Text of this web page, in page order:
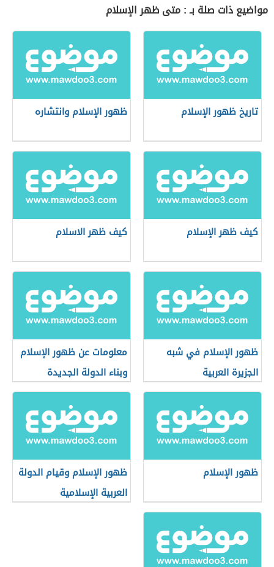
مواضيع ذات صلة بـ : متى ظهر الإسلام
تاريخ ظهور الإسلام ظهور الإسلام وانتشاره
كيف ظهر الإسلام كيف ظهر الاسلام
ظهور الإسلام في شبه
الجزيرة العربية
معلومات عن ظهور الإسلام
وبناء الدولة الجديدة
ظهور الإسلام
ظهور الإسلام وقيام الدولة
العربية الإسلامية